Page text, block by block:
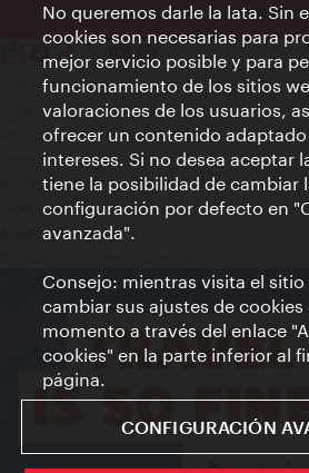
Contacto
Aviso legal
Política de privacidad de datos
Terms of Use
Accesibilidad
Contacto para la prensa
Ajustes de cookie
No queremos darle la lata. Sin
cookies son necesarias para
mejor servicio posible y para
funcionamiento de los sitios
valoraciones de los usuarios,
ofrecer un contenido adaptado
intereses. Si no desea aceptar
tiene la posibilidad de cambiar
configuración por defecto en
avanzada".
Consejo: mientras visita el
cambiar sus ajustes de
momento a través del enlace
cookies" en la parte inferior al
página.
CONFIGURACIÓN